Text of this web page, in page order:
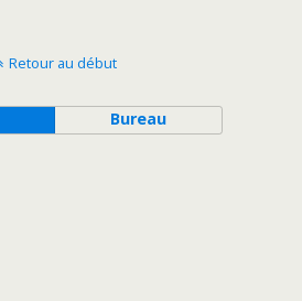
Retour au début
Bureau